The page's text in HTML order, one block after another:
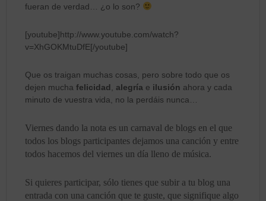
fueran de verdad… ¿o lo son?
[youtube]http://www.youtube.com/watch?
v=XhGOKMtuDfE[/youtube]
Que os traigan muchas cosas, pero sobre todo que os
dejen muchafelicidad alegría e ilusión ahora y cada
minuto de vuestra vida, no la perdáis nunca…
Viernes dando la nota es un carnaval de blogs en el que
todos los blogs participantes dejamos una canción y entre
todos hacemos del viernes un día lleno de música.
Si quieres participar, sólo tienes que subir a tu blog una
entrada con una canción que te guste, que signifique algo